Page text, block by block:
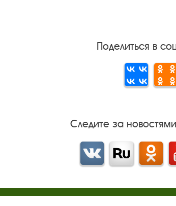
Поделиться в
Следите за
Вконтактеrutube